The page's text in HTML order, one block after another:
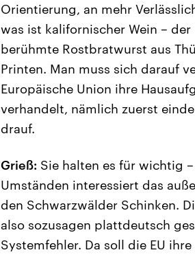
Orientierung, an mehr
was ist kalifornischer Wein –
berühmte Rostbratwurst aus
Printen. Man muss sich darauf
Europäische Union ihre
verhandelt, nämlich zuerst
drauf.
Grieß: Sie halten es für wichtig
Umständen interessiert das
den Schwarzwälder Schinken.
also sozusagen plattdeutsch
Systemfehler. Da soll die EU